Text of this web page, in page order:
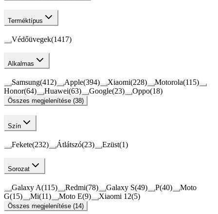
Terméktípus
Védőüvegek(1417)
Alkalmas
Samsung(412) Apple(394) Xiaomi(228) Motorola(115)
Honor(64) Huawei(63) Google(23) Oppo(18)
Összes megjelenítése (38)
Szín
Fekete(232) Átlátszó(23) Ezüst(1)
Sorozat
Galaxy A(115) Redmi(78) Galaxy S(49) P(40)
Moto
G(15) Mi(11) Moto E(9) Xiaomi 12(5)
Összes megjelenítése (14)